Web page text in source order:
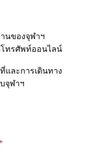
นของจุฬาฯ
ทรศัพท์ออนไลน์
และการเดินทาง
จุฬาฯ